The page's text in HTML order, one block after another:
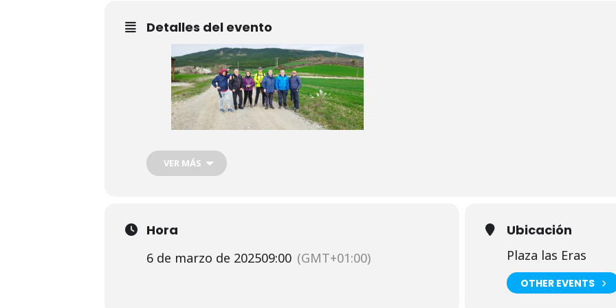
Detalles del evento
El jueves 6 de marzo salimos a dar una vuelta por Bordablanca.
Es un terreno llano y aunque empezamos con un poco de txirimiri , el tiempo
VER MÁS
Hora
6 de marzo de 202509:00 (GMT+01:00)
Ubicación
Plaza las Eras
OTHER EVENTS